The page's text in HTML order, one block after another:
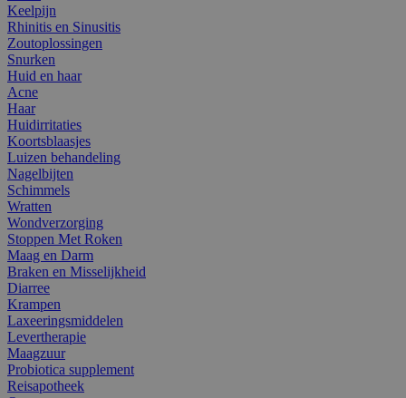
Keelpijn
Rhinitis en Sinusitis
Zoutoplossingen
Snurken
Huid en haar
Acne
Haar
Huidirritaties
Koortsblaasjes
Luizen behandeling
Nagelbijten
Schimmels
Wratten
Wondverzorging
Stoppen Met Roken
Maag en Darm
Braken en Misselijkheid
Diarree
Krampen
Laxeeringsmiddelen
Levertherapie
Maagzuur
Probiotica supplement
Reisapotheek